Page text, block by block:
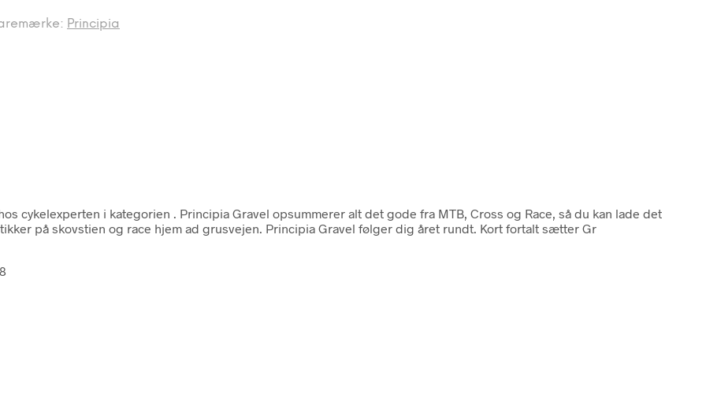
Principia
cykelexperten i kategorien
. Principia Gravel opsummerer alt det gode fra MTB, Cross og Race, så du kan lade det
på skovstien og race hjem ad grusvejen. Principia Gravel følger dig året rundt. Kort fortalt sætter Gr